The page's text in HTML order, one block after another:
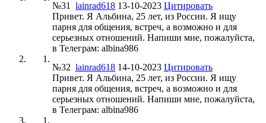
№31 lainrad618 13-10-2023 Цитировать
Привет. Я Альбина, 25 лет, из России. Я ищу
парня для общения, встреч, а возможно и для
серьезных отношений. Напиши мне, пожалуйста,
в Телеграм: albina986
№32 lainrad618 14-10-2023 Цитировать
Привет. Я Альбина, 25 лет, из России. Я ищу
парня для общения, встреч, а возможно и для
серьезных отношений. Напиши мне, пожалуйста,
в Телеграм: albina986